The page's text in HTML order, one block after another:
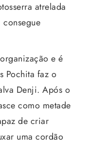
atrelada
e é
Pochita faz o
Denji. Após o
como metade
de criar
uma cordão